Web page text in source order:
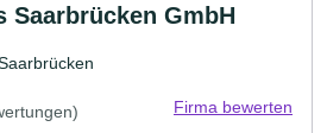
Saarbrücken GmbH
Firma bewerten